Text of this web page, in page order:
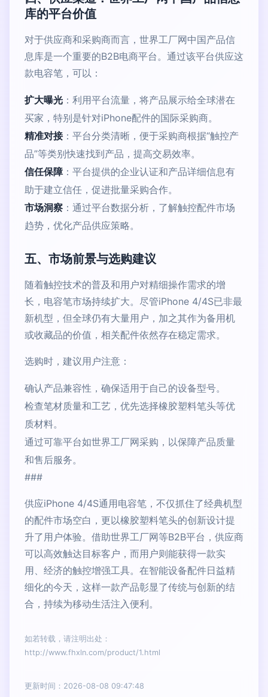
库的平台价值
对于供应商和采购商而言，世界工厂网中国产品信
息库是一个重要的B2B电商平台。通过该平台供应这
款电容笔，可以：
扩大曝光 ：利用平台流量，将产品展示给全球潜在
买家，特别是针对iPhone配件的国际采购商。
精准对接：平台分类清晰，便于采购商根据“触控产
品”等类别快速找到产品，提高交易效率。
信任保障：平台提供的企业认证和产品详细信息有
助于建立信任，促进批量采购合作。
市场洞察 ：通过平台数据分析，了解触控配件市场
趋势，优化产品供应策略。
五、市场前景与选购建议
随着触控技术的普及和用户对精细操作需求的增
长，电容笔市场持续扩大。尽管iPhone 4/4S已非最
新机型，但全球仍有大量用户，加之其作为备用机
或收藏品的价值，相关配件依然存在稳定需求。
选购时，建议用户注意：
确认产品兼容性，确保适用于自己的设备型号。
检查笔材质量和工艺，优先选择橡胶塑料笔头等优
质材料。
通过可靠平台如世界工厂网采购，以保障产品质量
和售后服务。
###
供应iPhone 4/4S通用电容笔，不仅抓住了经典机型
的配件市场空白，更以橡胶塑料笔头的创新设计提
升了用户体验。借助世界工厂网等B2B平台，供应商
可以高效触达目标客户，而用户则能获得一款实
用、经济的触控增强工具。在智能设备配件日益精
细化的今天，这样一款产品彰显了传统与创新的结
合，持续为移动生活注入便利。
如若转载，请注明出处：
http://www.fhxln.com/product/1.html
更新时间：2026-08-08 09:47:48